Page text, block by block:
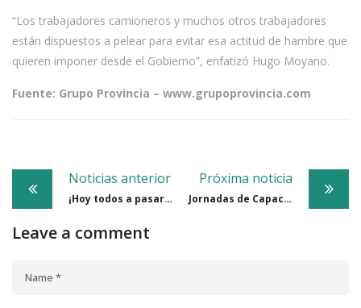
“Los trabajadores camioneros y muchos otros trabajadores
están dispuestos a pelear para evitar esa actitud de hambre que
quieren imponer desde el Gobierno”, enfatizó Hugo Moyano.
Fuente: Grupo Provincia – www.grupoprovincia.com
Post
navigation
Noticias anterior
¡Hoy todos a pasar el día en la pileta del #SindicatoDeCamioneros!
Próxima noticia
Jornadas de Capacitación de Atención al Público a cargo de Mario Sanguinetti
Leave a comment